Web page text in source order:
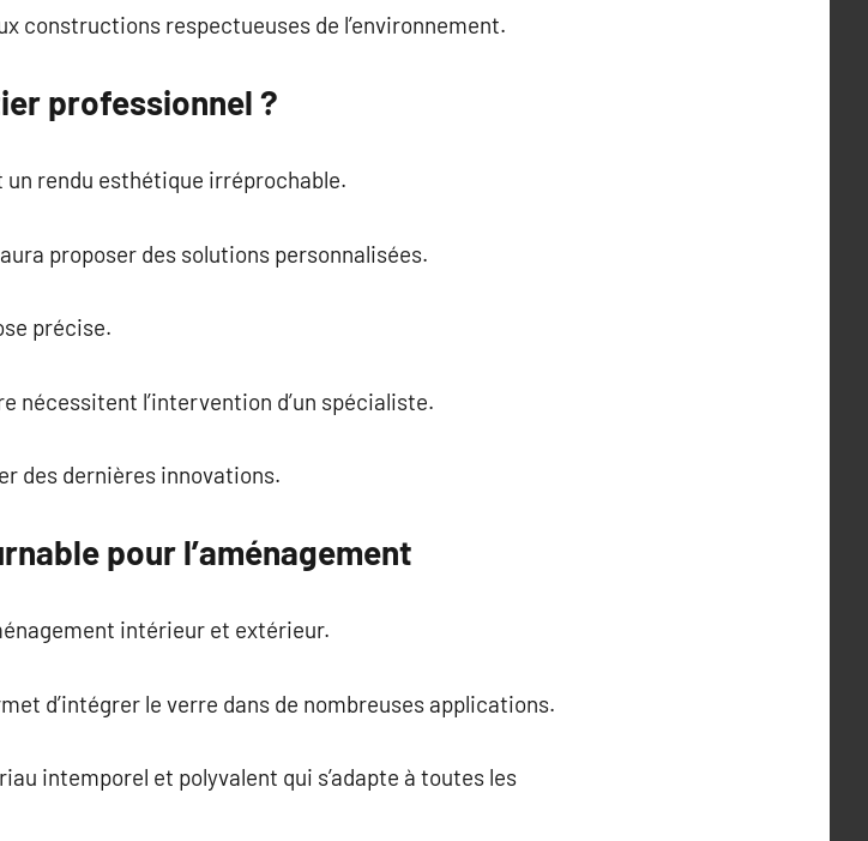
constructions respectueuses de l’environnement.
professionnel ?
rendu esthétique irréprochable.
proposer des solutions personnalisées.
précise.
nécessitent l’intervention d’un spécialiste.
des dernières innovations.
pour l’aménagement
intérieur et extérieur.
d’intégrer le verre dans de nombreuses applications.
intemporel et polyvalent qui s’adapte à toutes les